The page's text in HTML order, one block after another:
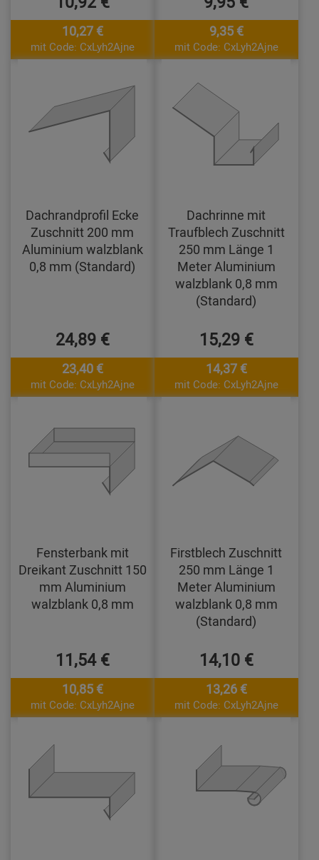
10,27 €
mit Code: CxLyh2Ajne
9,35 €
mit Code: CxLyh2Ajne
Dachrandprofil Ecke
Zuschnitt 200 mm
Aluminium walzblank
0,8 mm (Standard)
24,89 €
23,40 €
mit Code: CxLyh2Ajne
Dachrinne mit
Traufblech Zuschnitt
250 mm Länge 1
Meter Aluminium
walzblank 0,8 mm
(Standard)
15,29 €
14,37 €
mit Code: CxLyh2Ajne
Fensterbank mit
Dreikant Zuschnitt 150
mm Aluminium
walzblank 0,8 mm
11,54 €
10,85 €
mit Code: CxLyh2Ajne
Firstblech Zuschnitt
250 mm Länge 1
Meter Aluminium
walzblank 0,8 mm
(Standard)
14,10 €
13,26 €
mit Code: CxLyh2Ajne